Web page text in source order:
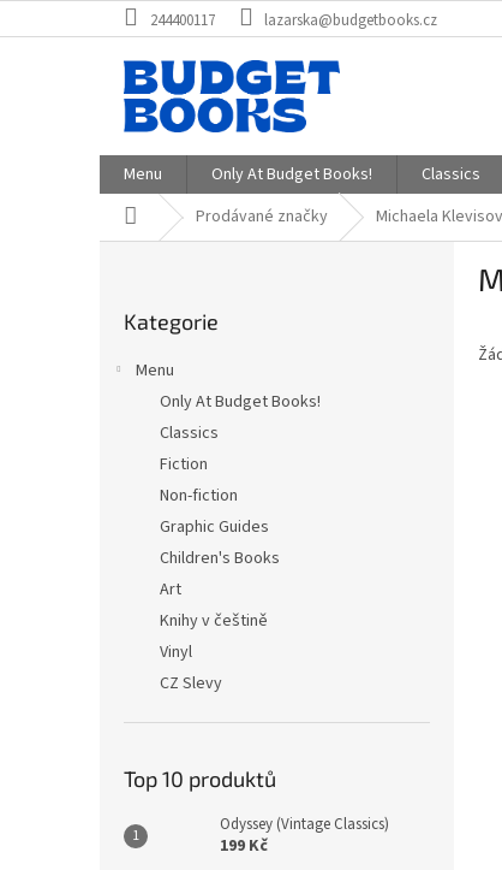
na
244400117 lazarska@budgetbooks.cz
Menu Only At Budget Books! Classics
Domů Prodávané značky Michaela
kategorie
Kategorie
Menu
Only At Budget Books!
Classics
Fiction
Non-fiction
Graphic Guides
Children's Books
Art
Knihy v češtině
Vinyl
CZ Slevy
Top 10 produktů
Odyssey (Vintage Classics)
199 Kč